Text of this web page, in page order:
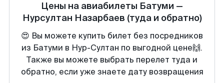
Цены на авиабилеты Батуми —
Нурсултан Назарбаев (туда и обратно)
😍 Вы можете купить билет без посредников
из Батуми в Нур-Султан по выгодной цене🙌.
Также вы можете выбрать перелет туда и
обратно, если уже знаете дату возвращения